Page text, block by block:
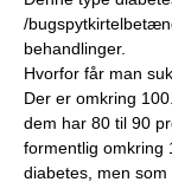
/
behandlinger.
Hvorfor får man
Der er omkring
dem har 80 til 90
formentlig omkring
diabetes, men som